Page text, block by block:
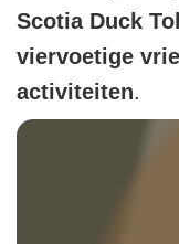
Scotia Duck
viervoetige
activiteiten.